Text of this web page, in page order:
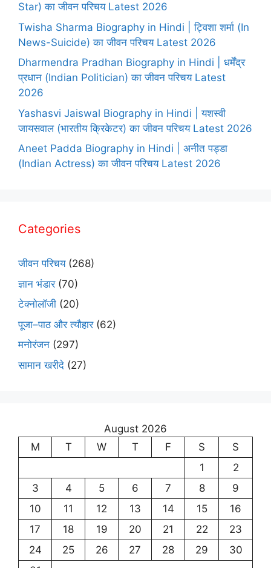
Star) का जीवन परिचय Latest 2026
Twisha Sharma Biography in Hindi | ट्विशा शर्मा (In
News-Suicide) का जीवन परिचय Latest 2026
Dharmendra Pradhan Biography in Hindi | धर्मेंद्र
प्रधान (Indian Politician) का जीवन परिचय Latest
2026
Yashasvi Jaiswal Biography in Hindi | यशस्वी
जायसवाल (भारतीय क्रिकेटर) का जीवन परिचय Latest 2026
Aneet Padda Biography in Hindi | अनीत पड्डा
(Indian Actress) का जीवन परिचय Latest 2026
Categories
जीवन परिचय(268)
ज्ञान भंडार(70)
टेक्नोलॉजी (20)
पूजा–पाठ और त्यौहार(62)
मनोरंजन (297)
सामान खरीदे (27)
August 2026
M
T W T F S
S
1
2
3
4 5 6 7 8
9
10
11 12 13 14 15
16
17
18 19 20 21 22
23
24
25 26 27 28 29
30